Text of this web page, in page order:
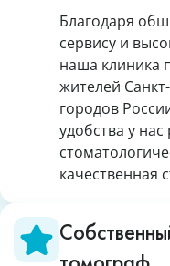
Благодаря
сервису и
наша клиника
жителей
городов
удобства у
качественная